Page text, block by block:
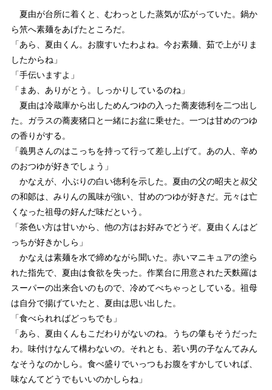
夏由が台所に着くと、むわっとした蒸気が広がっていた。鍋か
ら笊へ素麺をあげたところだ。
「あら、夏由くん。お腹すいたわよね。今お素麺、茹で上がりま
したからね」
「手伝いますよ」
「まあ、ありがとう。しっかりしているのね」
夏由は冷蔵庫から出しためんつゆの入った蕎麦徳利を二つ出し
た。ガラスの蕎麦猪口と一緒にお盆に乗せた。一つは甘めのつゆ
の香りがする。
「義男さんのはこっちを持って行って差し上げて。あの人、辛め
のおつゆが好きでしょう」
かなえが、小ぶりの白い徳利を示した。夏由の父の昭夫と叔父
の和郞は、みりんの風味が強い、甘めのつゆが好きだ。元々は亡
くなった祖母の好んだ味だという。
「茶色い方は甘いから、他の方はお好みでどうぞ。夏由くんはど
っちが好きかしら」
かなえは素麺を水で締めながら聞いた。赤いマニキュアの塗ら
れた指先で、夏由は食欲を失った。作業台に用意された天麩羅は
スーパーの出来合いのもので、冷めてべちゃっとしている。祖母
は自分で揚げていたと、夏由は思い出した。
「食べられればどっちでも」
「あら、夏由くんもこだわりがないのね。うちの肇もそうだった
わ。味付けなんて構わないの。それとも、若い男の子なんてみん
なそうなのかしら。食べ盛りでいっつもお腹をすかしていれば、
味なんてどうでもいいのかしらね」